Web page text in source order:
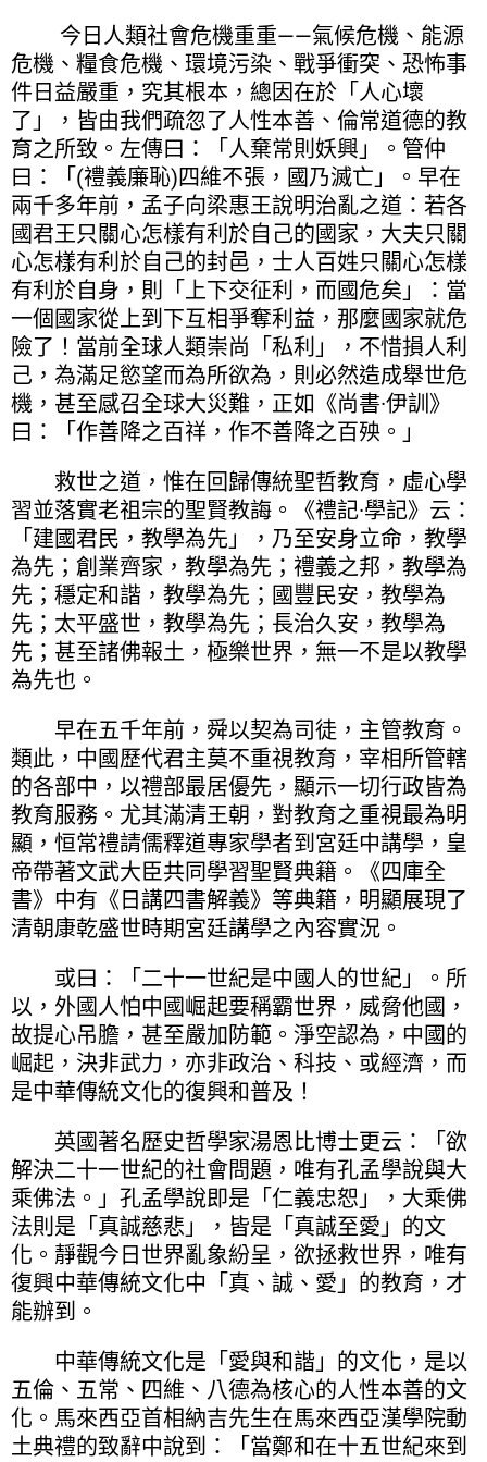
今日人類社會危機重重——氣候危機、能源
危機、糧食危機、環境污染、戰爭衝突、恐怖事
件日益嚴重，究其根本，總因在於「人心壞
了」，皆由我們疏忽了人性本善、倫常道德的教
育之所致。左傳曰：「人棄常則妖興」。管仲
曰：「(禮義廉恥)四維不張，國乃滅亡」。早在
兩千多年前，孟子向梁惠王說明治亂之道：若各
國君王只關心怎樣有利於自己的國家，大夫只關
心怎樣有利於自己的封邑，士人百姓只關心怎樣
有利於自身，則「上下交征利，而國危矣」：當
一個國家從上到下互相爭奪利益，那麼國家就危
險了！當前全球人類崇尚「私利」，不惜損人利
己，為滿足慾望而為所欲為，則必然造成舉世危
機，甚至感召全球大災難，正如《尚書·伊訓》
曰：「作善降之百祥，作不善降之百殃。」
救世之道，惟在回歸傳統聖哲教育，虛心學
習並落實老祖宗的聖賢教誨。《禮記·學記》云：
「建國君民，教學為先」，乃至安身立命，教學
為先；創業齊家，教學為先；禮義之邦，教學為
先；穩定和諧，教學為先；國豐民安，教學為
先；太平盛世，教學為先；長治久安，教學為
先；甚至諸佛報土，極樂世界，無一不是以教學
為先也。
早在五千年前，舜以契為司徒，主管教育。
類此，中國歷代君主莫不重視教育，宰相所管轄
的各部中，以禮部最居優先，顯示一切行政皆為
教育服務。尤其滿清王朝，對教育之重視最為明
顯，恒常禮請儒釋道專家學者到宮廷中講學，皇
帝帶著文武大臣共同學習聖賢典籍。《四庫全
書》中有《日講四書解義》等典籍，明顯展現了
清朝康乾盛世時期宮廷講學之內容實況。
或曰：「二十一世紀是中國人的世紀」。所
以，外國人怕中國崛起要稱霸世界，威脅他國，
故提心吊膽，甚至嚴加防範。淨空認為，中國的
崛起，決非武力，亦非政治、科技、或經濟，而
是中華傳統文化的復興和普及！
英國著名歷史哲學家湯恩比博士更云：「欲
解決二十一世紀的社會問題，唯有孔孟學說與大
乘佛法。」孔孟學說即是「仁義忠恕」，大乘佛
法則是「真誠慈悲」，皆是「真誠至愛」的文
化。靜觀今日世界亂象紛呈，欲拯救世界，唯有
復興中華傳統文化中「真、誠、愛」的教育，才
能辦到。
中華傳統文化是「愛與和諧」的文化，是以
五倫、五常、四維、八德為核心的人性本善的文
化。馬來西亞首相納吉先生在馬來西亞漢學院動
土典禮的致辭中說到：「當鄭和在十五世紀來到